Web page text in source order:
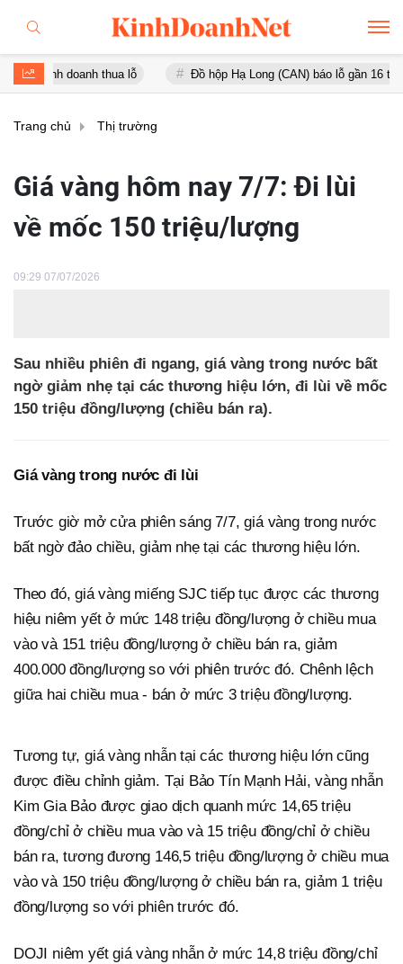
doanh thua lỗ Đồ hộp Hạ Long (CAN) báo lỗ gần 16 tỷ đồng,
Trang chủ Thị trường
Giá vàng hôm nay 7/7: Đi lùi
về mốc 150 triệu/lượng
09:29 07/07/2026
Sau nhiều phiên đi ngang, giá vàng trong nước bất
ngờ giảm nhẹ tại các thương hiệu lớn, đi lùi về mốc
150 triệu đồng/lượng (chiều bán ra).
Giá vàng trong nước đi lùi
Trước giờ mở cửa phiên sáng 7/7, giá vàng trong nước
bất ngờ đảo chiều, giảm nhẹ tại các thương hiệu lớn.
Theo đó, giá vàng miếng SJC tiếp tục được các thương
hiệu niêm yết ở mức 148 triệu đồng/lượng ở chiều mua
vào và 151 triệu đồng/lượng ở chiều bán ra, giảm
400.000 đồng/lượng so với phiên trước đó. Chênh lệch
giữa hai chiều mua - bán ở mức 3 triệu đồng/lượng.
Tương tự, giá vàng nhẫn tại các thương hiệu lớn cũng
được điều chỉnh giảm. Tại Bảo Tín Mạnh Hải, vàng nhẫn
Kim Gia Bảo được giao dịch quanh mức 14,65 triệu
đồng/chỉ ở chiều mua vào và 15 triệu đồng/chỉ ở chiều
bán ra, tương đương 146,5 triệu đồng/lượng ở chiều mua
vào và 150 triệu đồng/lượng ở chiều bán ra, giảm 1 triệu
đồng/lượng so với phiên trước đó.
DOJI niêm yết giá vàng nhẫn ở mức 14,8 triệu đồng/chỉ